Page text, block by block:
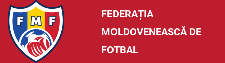
FEDERAȚIA
MOLDOVENEASCĂ DE
FOTBAL